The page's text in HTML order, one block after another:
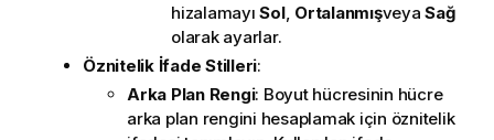
hizalamayıSol, OrtalanmışveyaSağ
olarak ayarlar.
Öznitelik İfade Stilleri:
Arka Plan Rengi: Boyut hücresinin hücre
arka plan rengini hesaplamak için öznitelik